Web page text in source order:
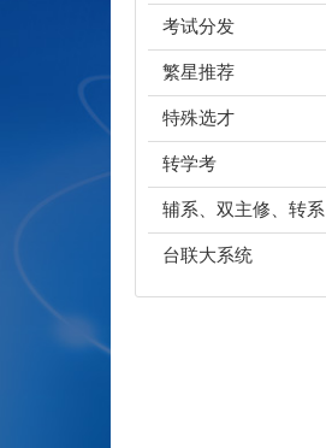
考试分发
繁星推荐
特殊选才
转学考
辅系、双主修、转系
台联大系统